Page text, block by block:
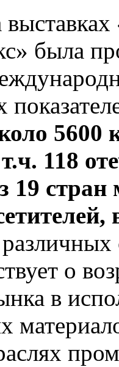
была
5600
118
19
о
в